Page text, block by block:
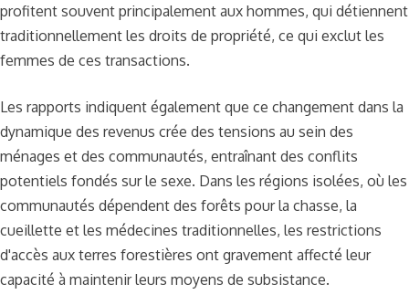
profitent souvent principalement aux hommes, qui détiennent
traditionnellement les droits de propriété, ce qui exclut les
femmes de ces transactions.
Les rapports indiquent également que ce changement dans la
dynamique des revenus crée des tensions au sein des
ménages et des communautés, entraînant des conflits
potentiels fondés sur le sexe. Dans les régions isolées, où les
communautés dépendent des forêts pour la chasse, la
cueillette et les médecines traditionnelles, les restrictions
d'accès aux terres forestières ont gravement affecté leur
capacité à maintenir leurs moyens de subsistance.